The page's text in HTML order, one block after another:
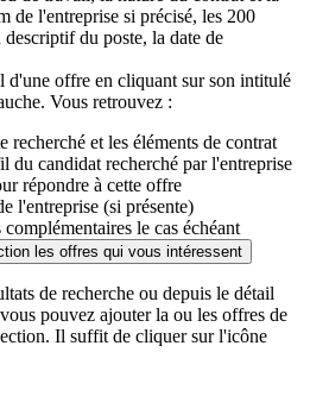
de l'entreprise si précisé, les 200
descriptif du poste, la date de
d'une offre en cliquant sur son intitulé
Vous retrouvez :
recherché et les éléments de contrat
du candidat recherché par l'entreprise
répondre à cette offre
l'entreprise (si présente)
le cas échéant
les offres qui vous intéressent
de recherche ou depuis le détail
pouvez ajouter la ou les offres de
Il suffit de cliquer sur l'icône